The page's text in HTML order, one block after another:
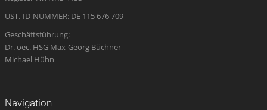
UST.-ID-NUMMER: DE 115 676 709
Geschäftsführung:
Dr. oec. HSG Max-Georg Büchner
Michael Hühn
Navigation